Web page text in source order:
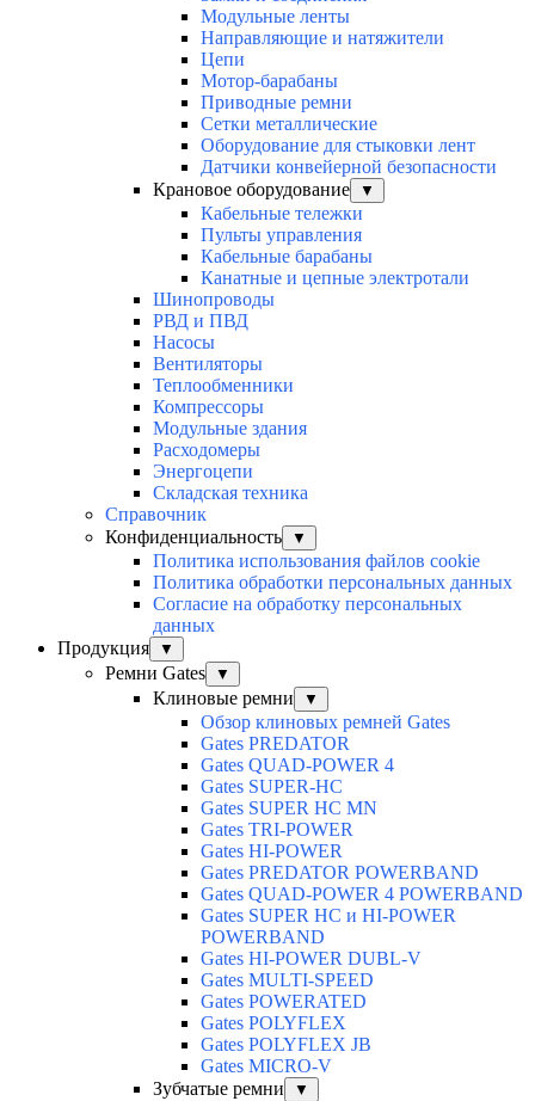
Модульные ленты
Направляющие и натяжители
Цепи
Мотор-барабаны
Приводные ремни
Сетки металлические
Оборудование для стыковки лент
Датчики конвейерной безопасности
Крановое оборудование
▼
Кабельные тележки
Пульты управления
Кабельные барабаны
Канатные и цепные электротали
Шинопроводы
РВД и ПВД
Насосы
Вентиляторы
Теплообменники
Компрессоры
Модульные здания
Расходомеры
Энергоцепи
Складская техника
Справочник
Конфиденциальность
▼
Политика использования файлов cookie
Политика обработки персональных данных
Согласие на обработку персональных
данных
Продукция
▼
Ремни Gates ▼
Клиновые ремни ▼
Обзор клиновых ремней Gates
Gates PREDATOR
Gates QUAD-POWER 4
Gates SUPER-HC
Gates SUPER HC MN
Gates TRI-POWER
Gates HI-POWER
Gates PREDATOR POWERBAND
Gates QUAD-POWER 4 POWERBAND
Gates SUPER HC и HI-POWER
POWERBAND
Gates HI-POWER DUBL-V
Gates MULTI-SPEED
Gates POWERATED
Gates POLYFLEX
Gates POLYFLEX JB
Gates MICRO-V
Зубчатые ремни
▼